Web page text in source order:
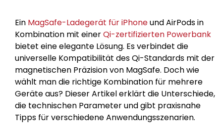
Ein MagSafe-Ladegerät für iPhoneund AirPods in
Kombination mit einerQi-zertifizierten Powerbank
bietet eine elegante Lösung. Es verbindet die
universelle Kompatibilität des Qi-Standards mit der
magnetischen Präzision von MagSafe. Doch wie
wählt man die richtige Kombination für mehrere
Geräte aus? Dieser Artikel erklärt die Unterschiede,
die technischen Parameter und gibt praxisnahe
Tipps für verschiedene Anwendungsszenarien.